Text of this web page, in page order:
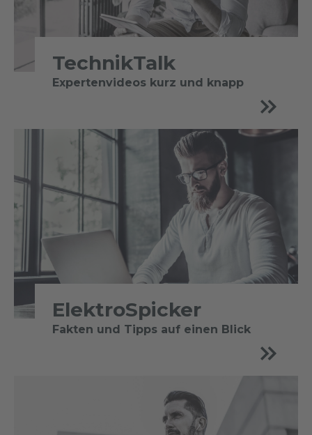
TechnikTalk
Expertenvideos kurz und knapp
ElektroSpicker
Fakten und Tipps auf einen Blick